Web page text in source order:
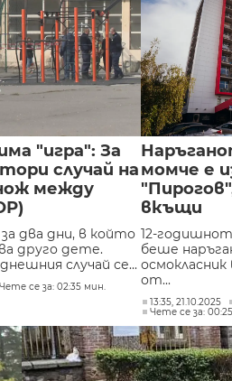
"игра": За
случай на
между
два дни, в който
друго дете.
случай се...
Чете се за: 02:35 мин.
момче е
вкъщи
12-
беше
осмокласник
от...
13:35, 21.10.2025
Чете се за: